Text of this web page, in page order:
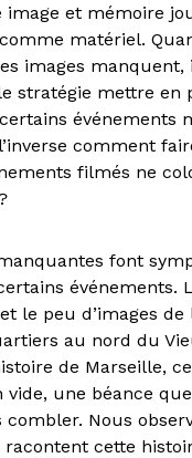
image et mémoire
matériel.
images manquent,
stratégie mettre en
événements
comment
filmés ne
font
événements.
le peu d’images
au nord du
de Marseille,
vide, une béance
combler. Nous
cette